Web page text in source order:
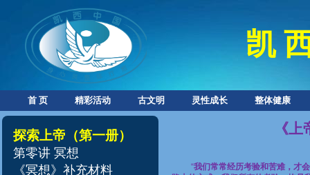
凯
首 页 精彩活动 古文明 灵性成长 整体健康
探索上帝 （第一册）
第零讲 冥想
《冥想》补充材料
《
“我们常常经历考验和苦难，才